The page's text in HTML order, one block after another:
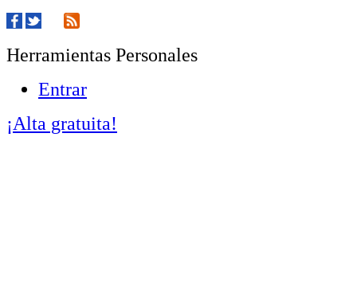
Herramientas Personales
Entrar
¡Alta gratuita!